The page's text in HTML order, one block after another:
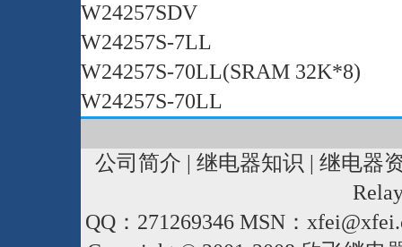
W24257SDV
W24257S-7LL
W24257S-70LL(SRAM 32K*8)
W24257S-70LL
公司简介 | 继电器知识 | 继电器
QQ：271269346 MSN：